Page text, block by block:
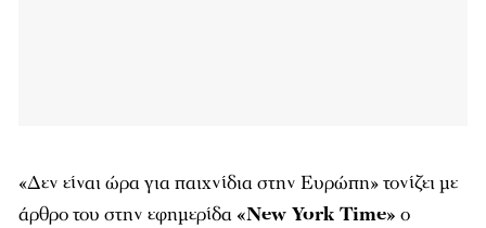
«Δεν είναι ώρα για παιχνίδια στην Ευρώπη» τονίζει με
άρθρο του στην εφημερίδα «New York Time» ο